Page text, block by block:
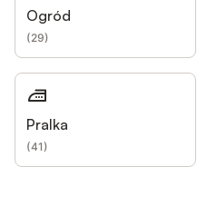
Ogród
(29)
Pralka
(41)